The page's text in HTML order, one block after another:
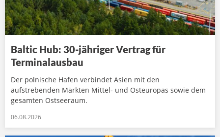
Baltic Hub: 30-jähriger Vertrag für
Terminalausbau
Der polnische Hafen verbindet Asien mit den
aufstrebenden Märkten Mittel- und Osteuropas sowie dem
gesamten Ostseeraum.
06.08.2026